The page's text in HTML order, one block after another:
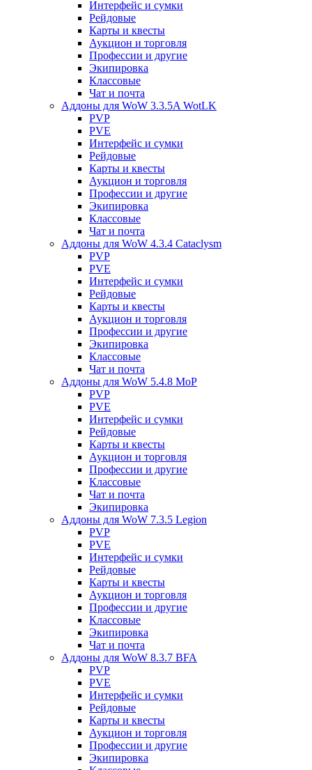
Интерфейс и сумки
Рейдовые
Карты и квесты
Аукцион и торговля
Профессии и другие
Экипировка
Классовые
Чат и почта
Аддоны для WoW 3.3.5A WotLK
PVP
PVE
Интерфейс и сумки
Рейдовые
Карты и квесты
Аукцион и торговля
Профессии и другие
Экипировка
Классовые
Чат и почта
Аддоны для WoW 4.3.4 Cataclysm
PVP
PVE
Интерфейс и сумки
Рейдовые
Карты и квесты
Аукцион и торговля
Профессии и другие
Экипировка
Классовые
Чат и почта
Аддоны для WoW 5.4.8 MoP
PVP
PVE
Интерфейс и сумки
Рейдовые
Карты и квесты
Аукцион и торговля
Профессии и другие
Классовые
Чат и почта
Экипировка
Аддоны для WoW 7.3.5 Legion
PVP
PVE
Интерфейс и сумки
Рейдовые
Карты и квесты
Аукцион и торговля
Профессии и другие
Классовые
Экипировка
Чат и почта
Аддоны для WoW 8.3.7 BFA
PVP
PVE
Интерфейс и сумки
Рейдовые
Карты и квесты
Аукцион и торговля
Профессии и другие
Экипировка